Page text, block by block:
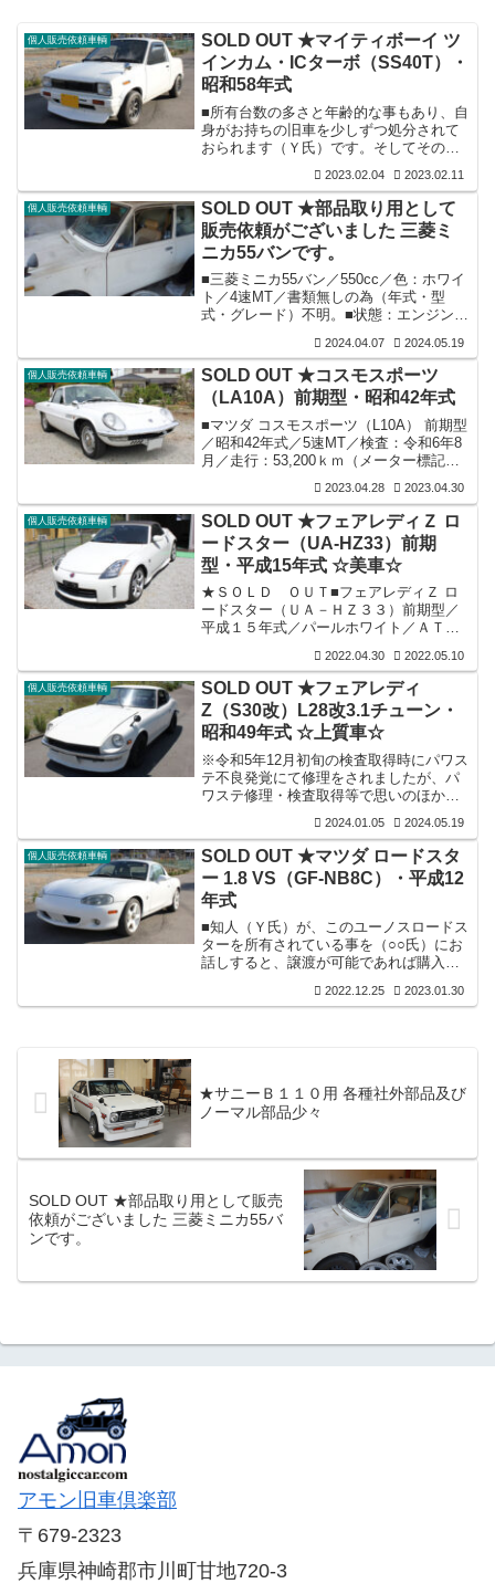
個人販売依頼車輌
SOLD OUT ★マイティボーイ ツ
インカム・ICターボ（SS40T）・
昭和58年式
■所有台数の多さと年齢的な事もあり、自
身がお持ちの旧車を少しずつ処分されて
おられます（Ｙ氏）です。そしてその保
だいております当店ですが、昨日このマ
イティボーイでご来店いただき販売依頼
がございましたので、画像を撮り早々に
販売告知の段取りをしていました所、以
前より軽自動車でピックアップ系の出物
が有れば紹介していただきたいとの依頼
を受けていました（Ｔ氏）を思い出し情
報提供いたしますと、早々にご来店いた
だき購入方向で検討いたしますとの話と
2023.02.04 2023.02.11
個人販売依頼車輌
SOLD OUT ★部品取り用として
販売依頼がございました 三菱ミ
ニカ55バンです。
■三菱ミニカ55バン／550cc／色：ホワイ
ト／4速MT／書類無しの為（年式・型
式・グレード）不明。■状態：エンジン固
外し）／外装はボンネットとフエンダ－
左右共にフロント部分に錆・腐れあり・
フロア－（表・裏側）驚くほど程度良し
／ミッション入り良し／内装は後部シ－
トだけ座面沈みあり・ダッシュボ－ド破
れ無し／ガレ－ジ保管。■オーナー様談：
程度が良く書類再発行２度陸事にチャレ
ンジするも撃沈／ 錆でお困りの方、我こ
そはとレストアに燃える方の為に低価...
2024.04.07 2024.05.19
個人販売依頼車輌
SOLD OUT ★コスモスポーツ
（LA10A）前期型・昭和42年式
■マツダ コスモスポーツ（L10A） 前期型
／昭和42年式／5速MT／検査：令和6年8
月／走行：53,200ｋｍ（メーター標記）■
エンジンＯＨ済／希少な純正新品パー
ツ・部品を惜し気も無くふんだんに使用
し仕上げられています／メッキ関連も綺
麗な状態／ミッションは4速MTから後期
型5速MTに変更／ホイールは純正後期型
装着／シートはヘッドレスト付き後期型
に変更されていますが、前期型純正シー
トもストックされていますので購入時に
どちらかお選び下さいとの...
2023.04.28 2023.04.30
個人販売依頼車輌
SOLD OUT ★フェアレディＺ ロ
ードスター（UA-HZ33）前期
型・平成15年式 ☆美車☆
★ＳＯＬＤ ＯＵＴ■フェアレディＺ ロ
ードスター（ＵＡ－ＨＺ３３）前期型／
平成１５年式／パールホワイト／ＡＴ／
年一時抹消登録／修復歴無し。■装備：各
機関良好／内外装共上質美車／（下記画
像参照）リアタイヤハウス左後に５ｃｍ
程度の２本線擦り傷がある以外は傷皆無
／５年前にソフトトップ新交換／ニスモ
メーター交換（交換証明書付）／ニスモ
ハンドル／フロントバンパー後期用に交
換（現取外しておりますが後期用フロン
トスポイラー有り）お付けします／社外
2022.04.30 2022.05.10
個人販売依頼車輌
SOLD OUT ★フェアレディ
Z（S30改）L28改3.1チューン・
昭和49年式 ☆上質車☆
※令和5年12月初旬の検査取得時にパワス
テ不良発覚にて修理をされましたが、パ
ワステ修理・検査取得等で思いのほか手
ーナー様のご意向で、検査無しの前回販
売価格から価格変更はございませんの
で、是非この機会にご検討いただければ
幸いです。■フェアレディZ（S30改）／
昭和49年式／ホワイト／５速MT／検査：
令和7年12月／走行不明。■装備：各機関
良好／内外装共上質／パワステ付／N42
ブロック＆ヘッド・エンジンL28改
3100cc・クランクLD28・T...
2024.01.05 2024.05.19
個人販売依頼車輌
SOLD OUT ★マツダ ロードスタ
ー 1.8 VS（GF-NB8C）・平成12
年式
■知人（Ｙ氏）が、このユーノスロードス
ターを所有されている事を（○○氏）にお
話しすると、譲渡が可能であれば購入を
いてみましょうと仲介に入らせていただ
に詳細等をお伝えすると画像拝見等ご確
認の為にお越しいただき商談成立いたし
ましたのが本日先ほどの出来事です。■ユ
2022.12.25 2023.01.30
★サニーＢ１１０用 各種社外部品及び
ノーマル部品少々
SOLD OUT ★部品取り用として販売
依頼がございました 三菱ミニカ55バ
ンです。
アモン旧車倶楽部
〒679-2323
兵庫県神崎郡市川町甘地720-3